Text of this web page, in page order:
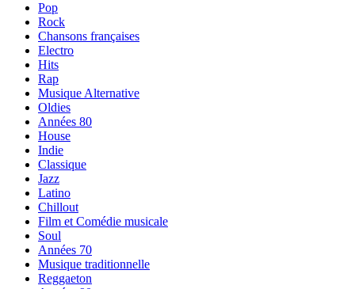
Pop
Rock
Chansons françaises
Electro
Hits
Rap
Musique Alternative
Oldies
Années 80
House
Indie
Classique
Jazz
Latino
Chillout
Film et Comédie musicale
Soul
Années 70
Musique traditionnelle
Reggaeton